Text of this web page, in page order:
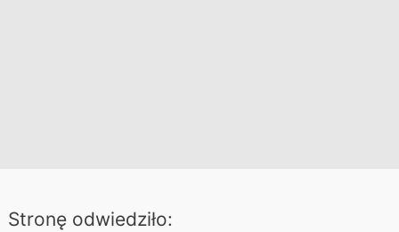
Stronę odwiedziło: